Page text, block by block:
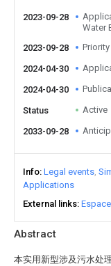
Abstract
本实用新型涉及污水处
2023-09-28
Water
2023-09-28
2024-04-30
2024-04-30
Status Active
2033-09-28
Info Legal events
Applications
External links